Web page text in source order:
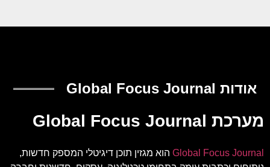
אודות Global Focus Journal
מערכת Global Focus Journal
Global Focus Journal הוא מגזין תוכן דיגיטלי המספק חדשות,